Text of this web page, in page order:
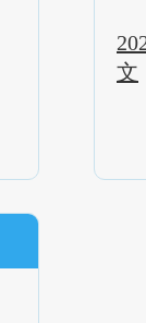
文